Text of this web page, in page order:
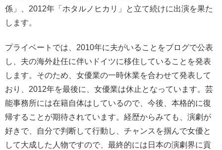
係」、2012年「ホタルノヒカリ」と立て続けに出演を果た
します。
プライベートでは、2010年に夫がいることをブログで公表
し、夫の海外赴任に伴いドイツに移住していることを発表
します。そのため、女優業の一時休業を合わせて発表して
おり、2012年を最後に、女優業は休止となっています。芸
能事務所には在籍自体はしているので、今後、本格的に復
帰することが期待されています。経歴からみても、演劇が
好きで、自分で判断して行動し、チャンスを掴んで女優と
して大成した人物ですので、最終的には日本の演劇界に貢